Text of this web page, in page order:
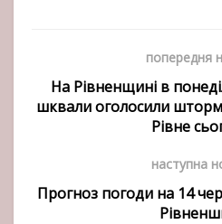
попередня
На Рівненщині в
шквали оголосили
Рівне
наступна
Прогноз погоди на 14